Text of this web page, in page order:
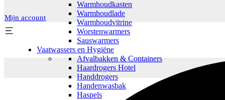
Warmhoudkasten
Warmhoudlade
Warmhoudvitrine
Worstenwarmers
Sauswarmers
Vaatwassers en Hygiëne
Afvalbakken & Containers
Haardrogers Hotel
Handdrogers
Handenwasbak
Haspels
Mijn account